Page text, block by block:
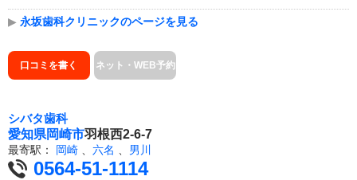
▶ 永坂歯科クリニックのページを見る
口コミを書く ネット・WEB予約
シバタ歯科
愛知県岡崎市羽根西2-6-7
最寄駅： 岡崎 六名 男川
0564-51-1114